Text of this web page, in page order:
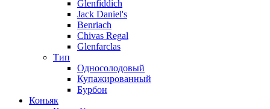
Glenfiddich
Jack Daniel's
Benriach
Chivas Regal
Glenfarclas
Тип
Односолодовый
Купажированный
Бурбон
Коньяк